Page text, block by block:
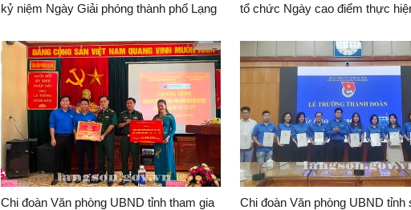
kỷ niệm Ngày Giải phóng thành phố Lạng
tổ chức Ngày cao điểm thực
hiện dịch vụ công trực tuyến và
toán điện tử cấp tỉnh tại Trung
chính công tỉnh Lạng Sơn
Chi đoàn Văn phòng UBND tỉnh tham gia
Chi đoàn Văn phòng UBND tỉnh